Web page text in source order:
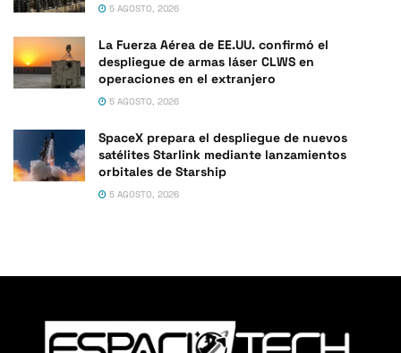
5 AGOSTO, 2026
La Fuerza Aérea de EE.UU. confirmó el
despliegue de armas láser CLWS en
operaciones en el extranjero
5 AGOSTO, 2026
SpaceX prepara el despliegue de nuevos
satélites Starlink mediante lanzamientos
orbitales de Starship
5 AGOSTO, 2026